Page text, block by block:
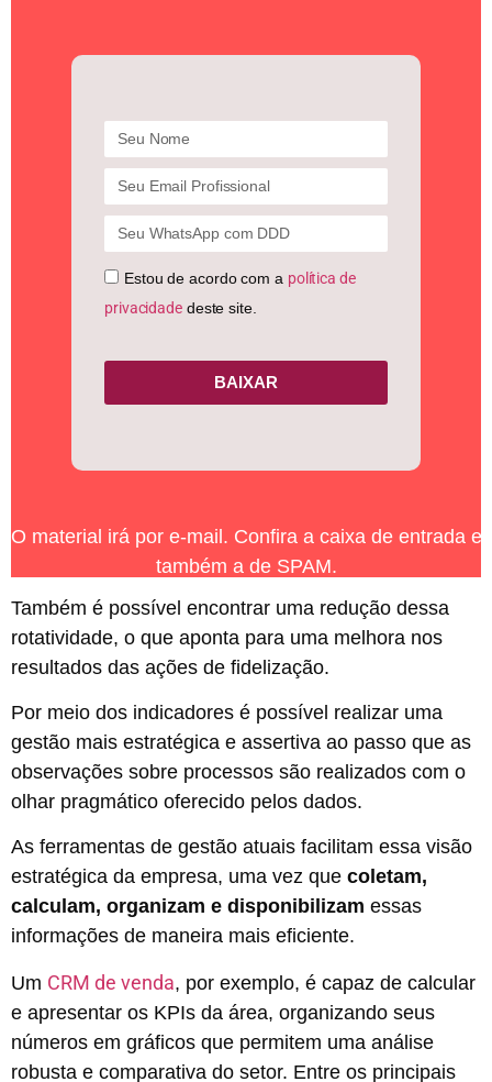
Estou de acordo com a política de
privacidadedeste site.
BAIXAR
O material irá por e-mail. Confira a caixa de entrada e
também a de SPAM.
Também é possível encontrar uma redução dessa
rotatividade, o que aponta para uma melhora nos
resultados das ações de fidelização.
Por meio dos indicadores é possível realizar uma
gestão mais estratégica e assertiva ao passo que as
observações sobre processos são realizados com o
olhar pragmático oferecido pelos dados.
As ferramentas de gestão atuais facilitam essa visão
estratégica da empresa, uma vez que coletam,
calculam, organizam e disponibilizam essas
informações de maneira mais eficiente.
Um CRM de venda, por exemplo, é capaz de calcular
e apresentar os KPIs da área, organizando seus
números em gráficos que permitem uma análise
robusta e comparativa do setor. Entre os principais